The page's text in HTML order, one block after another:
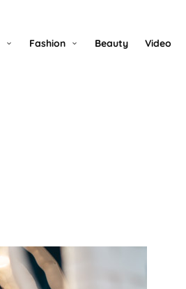
Fashion Beauty Video